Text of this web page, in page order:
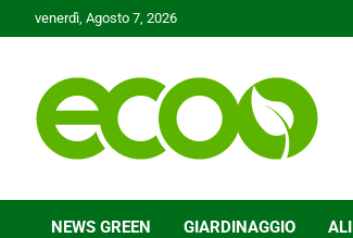
to
venerdì, Agosto 7, 2026
Ecoo.it
NEWS GREEN GIARDINAGGIO